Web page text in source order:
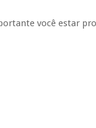
você estar